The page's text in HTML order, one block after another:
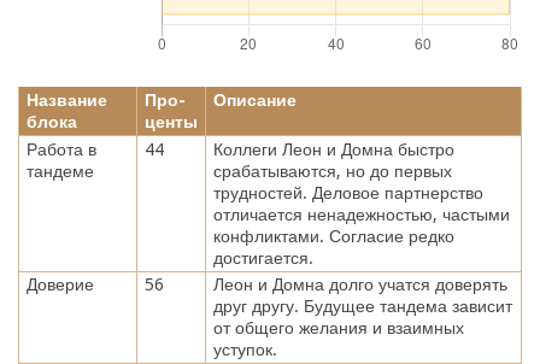
Название
блока
Про-
центы
Описание
Работа в
тандеме
44
Коллеги Леон и Домна быстро
срабатываются, но до первых
трудностей. Деловое партнерство
отличается ненадежностью, частыми
конфликтами. Согласие редко
достигается.
Доверие
56
Леон и Домна долго учатся доверять
друг другу. Будущее тандема зависит
от общего желания и взаимных
уступок.